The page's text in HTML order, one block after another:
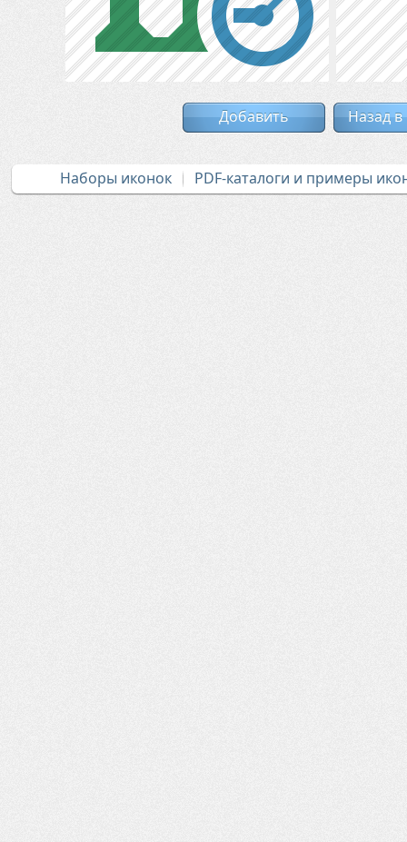
Добавить Назад в
Наборы иконок PDF-каталоги и примеры